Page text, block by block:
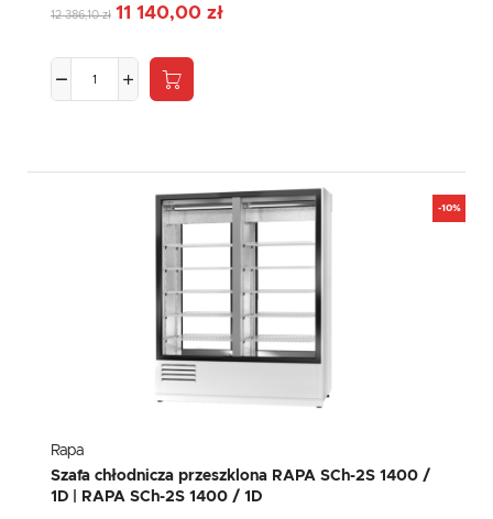
12 386,10 zł 11 140,00 zł
-10%
Rapa
Szafa chłodnicza przeszklona RAPA SCh-2S 1400 /
1D | RAPA SCh-2S 1400 / 1D